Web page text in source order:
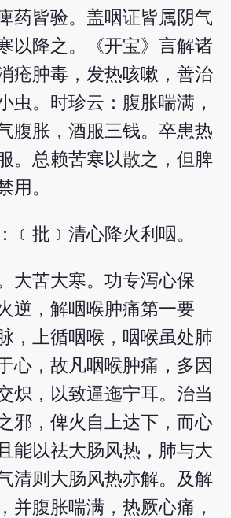
药皆验。盖咽证皆属阴气
以降之。《开宝》言解诸
疮肿毒，发热咳嗽，善治
虫。时珍云：腹胀喘满，
腹胀，酒服三钱。卒患热
。总赖苦寒以散之，但脾
用。
﹝批﹞清心降火利咽。
大苦大寒。功专泻心保
逆，解咽喉肿痛第一要
，上循咽喉，咽喉虽处肺
心，故凡咽喉肿痛，多因
炽，以致逼迤宁耳。治当
邪，俾火自上达下，而心
能以祛大肠风热，肺与大
清则大肠风热亦解。及解
并腹胀喘满，热厥心痛，